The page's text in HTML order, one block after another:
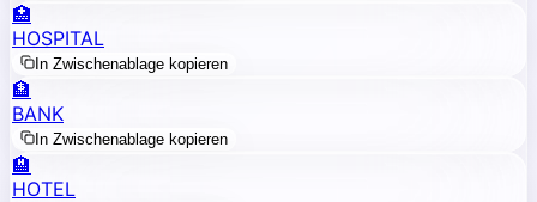
🏥
HOSPITAL
In Zwischenablage kopieren
🏦
BANK
In Zwischenablage kopieren
🏨
HOTEL